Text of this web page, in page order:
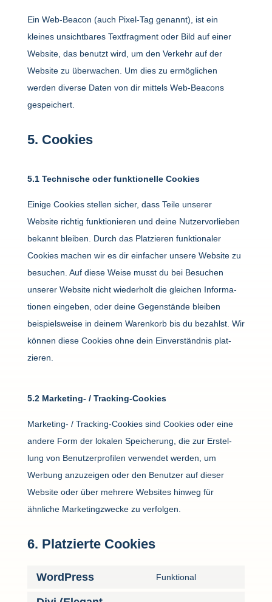
Ein Web-Beacon (auch Pixel-Tag genannt), ist ein
kleines unsicht­bares Text­frag­ment oder Bild auf einer
Website, das benutzt wird, um den Verkehr auf der
Website zu über­wa­chen. Um dies zu ermög­li­chen
werden diverse Daten von dir mittels Web-Beacons
gespei­chert.
5. Cookies
5.1 Tech­ni­sche oder funk­tio­nelle Cookies
Einige Cookies stellen sicher, dass Teile unserer
Website richtig funk­tio­nieren und deine Nutzer­vor­lieben
bekannt bleiben. Durch das Plat­zieren funk­tio­naler
Cookies machen wir es dir einfa­cher unsere Website zu
besu­chen. Auf diese Weise musst du bei Besu­chen
unserer Website nicht wieder­holt die glei­chen Infor­ma­
tionen eingeben, oder deine Gegen­stände bleiben
beispiels­weise in deinem Waren­korb bis du bezahlst. Wir
können diese Cookies ohne dein Einver­ständnis plat­
zieren.
5.2 Marke­ting- / Tracking-Cookies
Marke­ting- / Tracking-Cookies sind Cookies oder eine
andere Form der lokalen Spei­che­rung, die zur Erstel­
lung von Benut­zer­pro­filen verwendet werden, um
Werbung anzu­zeigen oder den Benutzer auf dieser
Website oder über mehrere Websites hinweg für
ähnliche Marke­ting­zwecke zu verfolgen.
6. Plat­zierte Cookies
Word­Press
Funk­tional